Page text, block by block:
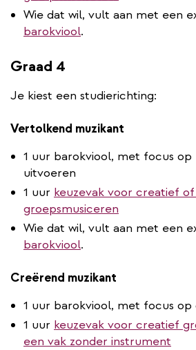
Wie dat wil, vult aan met een
barokviool.
Graad 4
Je kiest een studierichting:
Vertolkend muzikant
1 uur barokviool, met focus
uitvoeren
1 uur keuzevak voor creatief
groepsmusiceren
Wie dat wil, vult aan met een
barokviool.
Creërend muzikant
1 uur barokviool, met focus op
1 uur keuzevak voor creatief
een vak zonder instrument